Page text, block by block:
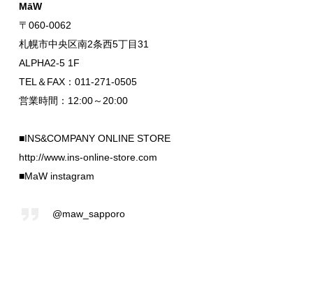
MāW
〒060-0062
札幌市中央区南2条西5丁目31
ALPHA2-5 1F
TEL＆FAX：011-271-0505
営業時間：12:00～20:00
■INS&COMPANY ONLINE STORE
http://www.ins-online-store.com
■MaW instagram
@maw_sapporo